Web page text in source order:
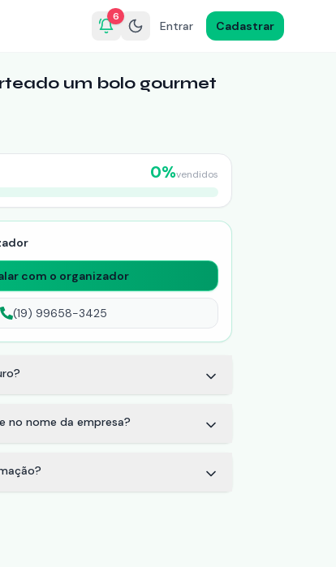
6
Entrar Cadastrar
um bolo gourmet
0%vendidos
com o organizador
(19) 99658-3425
no nome da empresa?